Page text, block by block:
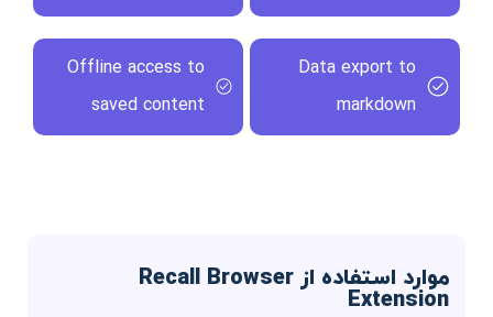
Data export to
markdown
Offline access to
saved content
موارد استفاده از Recall Browser
Extension